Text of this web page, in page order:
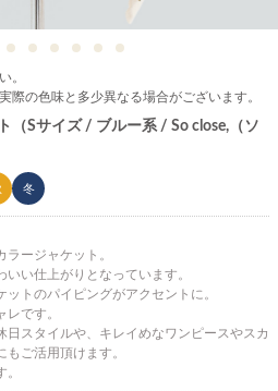
。
の色味と多少異なる場合がございます。
（Sサイズ / ブルー系 / So close,（ソ
冬
ージャケット。
い仕上がりとなっています。
トのパイピングがアクセントに。
です。
日スタイルや、キレイめなワンピースやスカ
ご活用頂けます。